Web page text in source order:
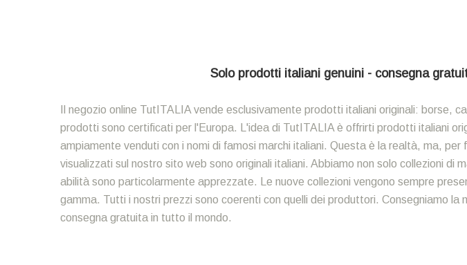
Solo prodotti italiani genuini - consegna
Il negozio online TutITALIA vende esclusivamente prodotti italiani originali:
prodotti sono certificati per l'Europa. L'idea di TutITALIA è offrirti prodotti italiani
ampiamente venduti con i nomi di famosi marchi italiani. Questa è la realtà, ma,
visualizzati sul nostro sito web sono originali italiani. Abbiamo non solo collezioni di
abilità sono particolarmente apprezzate. Le nuove collezioni vengono sempre
gamma. Tutti i nostri prezzi sono coerenti con quelli dei produttori. Consegniamo
consegna gratuita in tutto il mondo.